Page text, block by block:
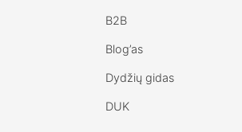
B2B
Blog’as
Dydžių gidas
DUK